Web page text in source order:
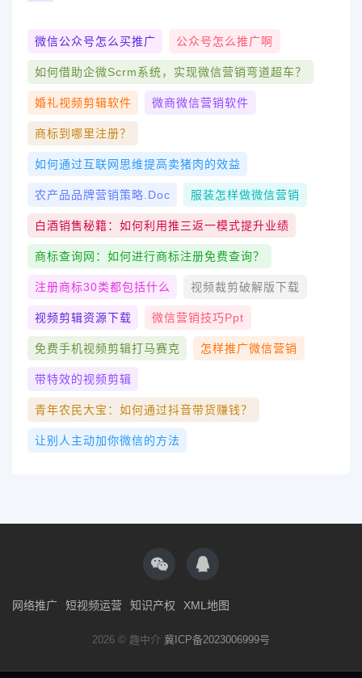
微信公众号怎么买推广 公众号怎么推广啊
如何借助企微scrm系统，实现微信营销弯道超车？
婚礼视频剪辑软件 微商微信营销软件
商标到哪里注册？
如何通过互联网思维提高卖猪肉的效益
农产品品牌营销策略.doc 服装怎样做微信营销
白酒销售秘籍：如何利用推三返一模式提升业绩
商标查询网：如何进行商标注册免费查询？
注册商标30类都包括什么 视频裁剪破解版下载
视频剪辑资源下载 微信营销技巧ppt
免费手机视频剪辑打马赛克 怎样推广微信营销
带特效的视频剪辑
青年农民大宝：如何通过抖音带货赚钱？
让别人主动加你微信的方法
网络推广 短视频运营 知识产权 XML地图
2026 © 趣中介 冀ICP备2023006999号